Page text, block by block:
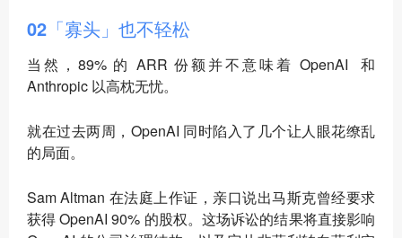
02「寡头」也不轻松
当然，89% 的 ARR 份额并不意味着 OpenAI 和
Anthropic 以高枕无忧。
就在过去两周，OpenAI 同时陷入了几个让人眼花缭乱
的局面。
Sam Altman 在法庭上作证，亲口说出马斯克曾经要求
获得 OpenAI 90% 的股权。这场诉讼的结果将直接影响